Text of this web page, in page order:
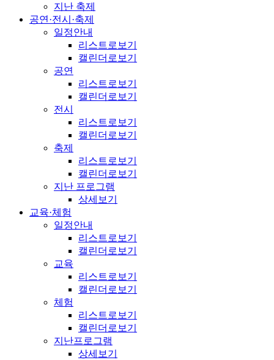
지난 축제
공연·전시·축제
일정안내
리스트로보기
캘린더로보기
공연
리스트로보기
캘린더로보기
전시
리스트로보기
캘린더로보기
축제
리스트로보기
캘린더로보기
지난 프로그램
상세보기
교육·체험
일정안내
리스트로보기
캘린더로보기
교육
리스트로보기
캘린더로보기
체험
리스트로보기
캘린더로보기
지난프로그램
상세보기